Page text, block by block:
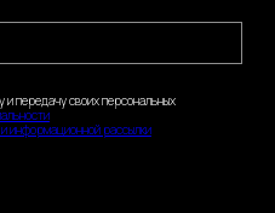
и передачу своих персональных
информационной рассылки